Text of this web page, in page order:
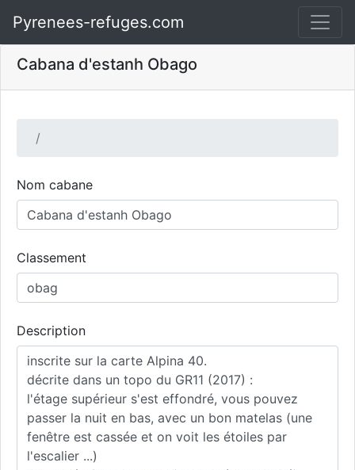
Pyrenees-refuges.com
Cabana d'estanh Obago
Nom cabane
Classement
Description